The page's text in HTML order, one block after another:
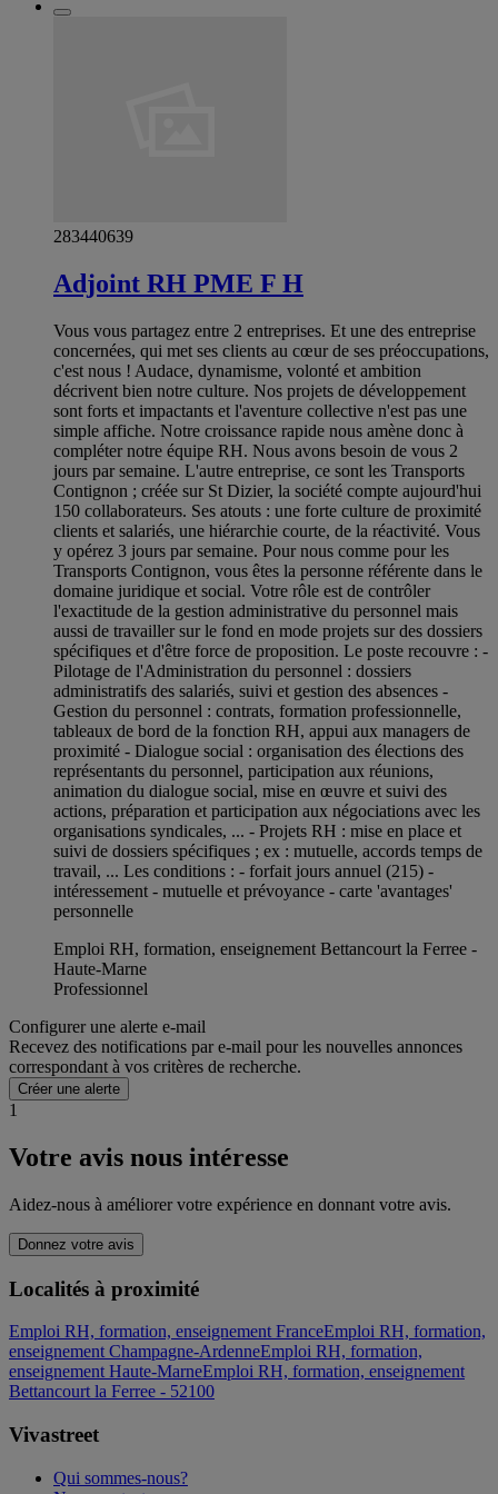
283440639
Adjoint RH PME F H
Vous vous partagez entre 2 entreprises. Et une des entreprise
concernées, qui met ses clients au cœur de ses préoccupations,
c'est nous ! Audace, dynamisme, volonté et ambition
décrivent bien notre culture. Nos projets de développement
sont forts et impactants et l'aventure collective n'est pas une
simple affiche. Notre croissance rapide nous amène donc à
compléter notre équipe RH. Nous avons besoin de vous 2
jours par semaine. L'autre entreprise, ce sont les Transports
Contignon ; créée sur St Dizier, la société compte aujourd'hui
150 collaborateurs. Ses atouts : une forte culture de proximité
clients et salariés, une hiérarchie courte, de la réactivité. Vous
y opérez 3 jours par semaine. Pour nous comme pour les
Transports Contignon, vous êtes la personne référente dans le
domaine juridique et social. Votre rôle est de contrôler
l'exactitude de la gestion administrative du personnel mais
aussi de travailler sur le fond en mode projets sur des dossiers
spécifiques et d'être force de proposition. Le poste recouvre : -
Pilotage de l'Administration du personnel : dossiers
administratifs des salariés, suivi et gestion des absences -
Gestion du personnel : contrats, formation professionnelle,
tableaux de bord de la fonction RH, appui aux managers de
proximité - Dialogue social : organisation des élections des
représentants du personnel, participation aux réunions,
animation du dialogue social, mise en œuvre et suivi des
actions, préparation et participation aux négociations avec les
organisations syndicales, ... - Projets RH : mise en place et
suivi de dossiers spécifiques ; ex : mutuelle, accords temps de
travail, ... Les conditions : - forfait jours annuel (215) -
intéressement - mutuelle et prévoyance - carte 'avantages'
personnelle
Emploi RH, formation, enseignement Bettancourt la Ferree -
Haute-Marne
Professionnel
Configurer une alerte e-mail
Recevez des notifications par e-mail pour les nouvelles annonces
correspondant à vos critères de recherche.
Créer une alerte
1
Votre avis nous intéresse
Aidez-nous à améliorer votre expérience en donnant votre avis.
Donnez votre avis
Localités à proximité
Emploi RH, formation, enseignement FranceEmploi RH, formation,
enseignement Champagne-ArdenneEmploi RH, formation,
enseignement Haute-MarneEmploi RH, formation, enseignement
Bettancourt la Ferree - 52100
Vivastreet
Qui sommes-nous?